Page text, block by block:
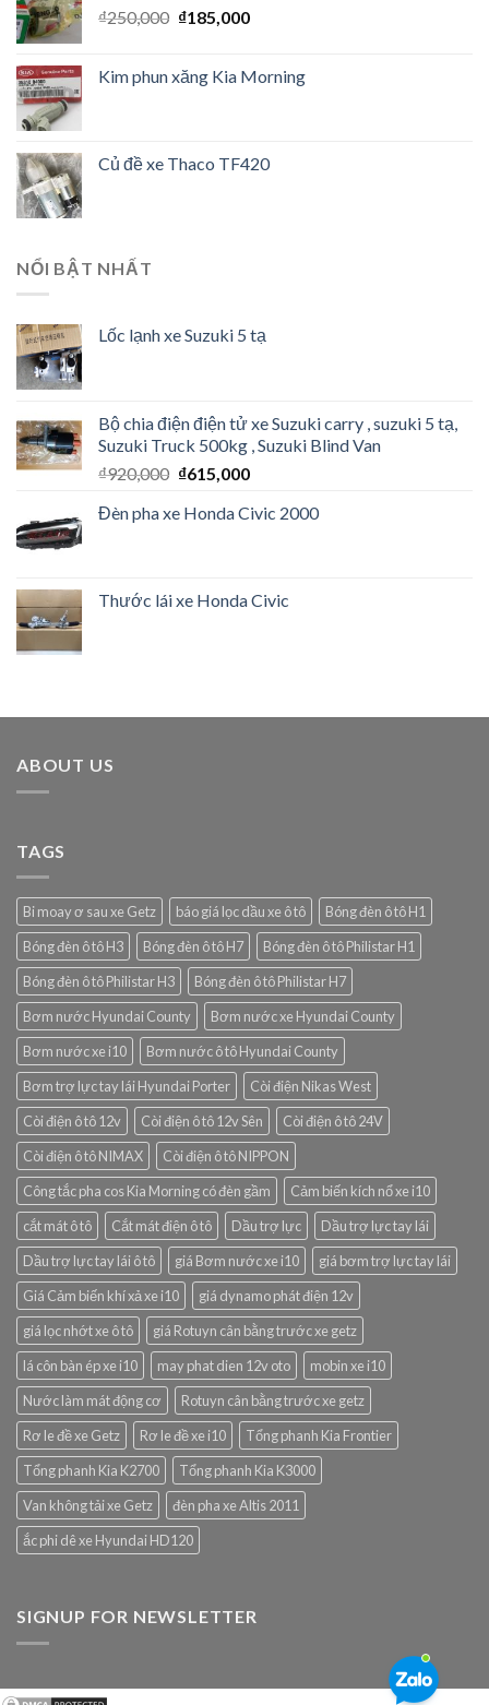
₫250,000 ₫185,000
Kim phun xăng Kia Morning
Củ đề xe Thaco TF420
NỔI BẬT NHẤT
Lốc lạnh xe Suzuki 5 tạ
Bộ chia điện điện tử xe Suzuki carry , suzuki 5 tạ,
Suzuki Truck 500kg , Suzuki Blind Van
₫920,000 ₫615,000
Đèn pha xe Honda Civic 2000
Thước lái xe Honda Civic
ABOUT US
TAGS
Bi moay ơ sau xe Getz báo giá lọc dầu xe ô tô
Bóng đèn ô tô H1
Bóng đèn ô tô H3
Bóng đèn ô tô H7
Bóng đèn ô tô Philistar H1
Bóng đèn ô tô Philistar H3
Bóng đèn ô tô Philistar H7
Bơm nước Hyundai County
Bơm nước xe Hyundai County
Bơm nước xe i10
Bơm nước ô tô Hyundai County
Bơm trợ lực tay lái Hyundai Porter
Còi điện Nikas West
Còi điện ô tô 12v
Còi điện ô tô 12v Sên
Còi điện ô tô 24V
Còi điện ô tô NIMAX
Còi điện ô tô NIPPON
Công tắc pha cos Kia Morning có đèn gầm
Cảm biến kích nổ xe i10
cắt mát ô tô
Cắt mát điện ô tô Dầu trợ lực
Dầu trợ lực tay lái
Dầu trợ lực tay lái ô tô
giá Bơm nước xe i10
giá bơm trợ lực tay lái
Giá Cảm biến khí xả xe i10
giá dynamo phát điện 12v
giá lọc nhớt xe ô tô
giá Rotuyn cân bằng trước xe getz
lá côn bàn ép xe i10
may phat dien 12v oto
mobin xe i10
Nước làm mát động cơ
Rotuyn cân bằng trước xe getz
Rơ le đề xe Getz
Rơ le đề xe i10
Tổng phanh Kia Frontier
Tổng phanh Kia K2700
Tổng phanh Kia K3000
Van không tải xe Getz
đèn pha xe Altis 2011
ắc phi dê xe Hyundai HD120
SIGNUP FOR NEWSLETTER